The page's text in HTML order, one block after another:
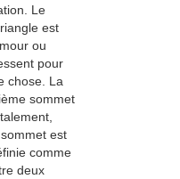
Le
est
ou
pour
chose. La
sommet
est
comme
deux